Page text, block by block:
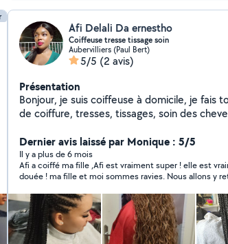
Afi Delali Da ernestho
Coiffeuse tresse tissage soin
Aubervilliers (Paul Bert)
5/5 (2 avis)
Présentation
Bonjour, je suis coiffeuse à domicile, je fais
de coiffure, tresses, tissages, soin des
Dernier avis laissé par Monique : 5/5
Il y a plus de 6 mois
Afi a coiffé ma fille ,Afi est vraiment super ! elle est vraiment
douée ! ma fille et moi sommes ravies. Nous allons y